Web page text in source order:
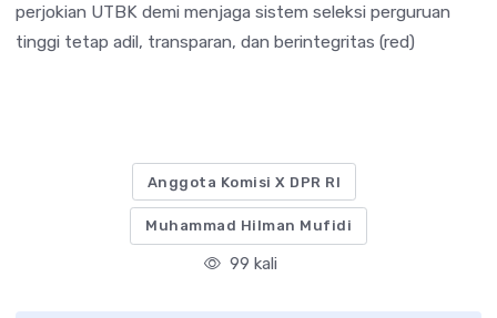
perjokian UTBK demi menjaga sistem seleksi perguruan
tinggi tetap adil, transparan, dan berintegritas (red)
Anggota Komisi X DPR RI
Muhammad Hilman Mufidi
99 kali